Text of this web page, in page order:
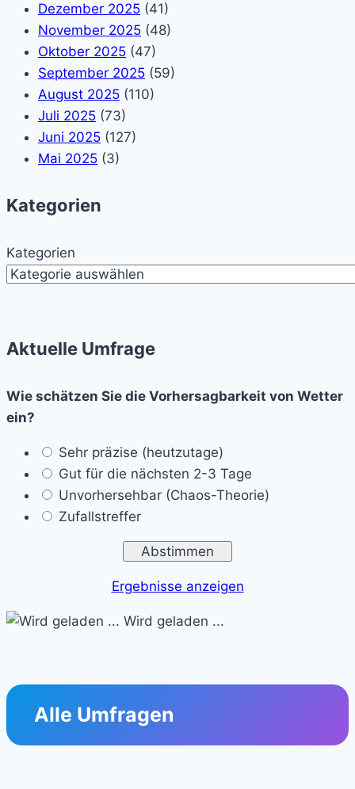
Dezember 2025 (41)
November 2025 (48)
Oktober 2025 (47)
September 2025 (59)
August 2025 (110)
Juli 2025 (73)
Juni 2025 (127)
Mai 2025 (3)
Kategorien
Kategorien
Aktuelle Umfrage
Wie schätzen Sie die Vorhersagbarkeit von Wetter
ein?
Sehr präzise (heutzutage)
Gut für die nächsten 2-3 Tage
Unvorhersehbar (Chaos-Theorie)
Zufallstreffer
Ergebnisse anzeigen
Wird geladen ...
Alle Umfragen